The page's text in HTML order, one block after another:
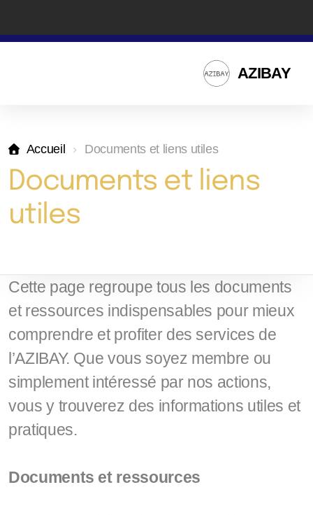
AZIBAY
Accueil Documents et liens utiles
Documents et liens
utiles
Cette page regroupe tous les documents
et ressources indispensables pour mieux
comprendre et profiter des services de
l’AZIBAY. Que vous soyez membre ou
simplement intéressé par nos actions,
vous y trouverez des informations utiles et
pratiques.
Documents et ressources
Comité Azibay
Agenda
Documents et liens utiles